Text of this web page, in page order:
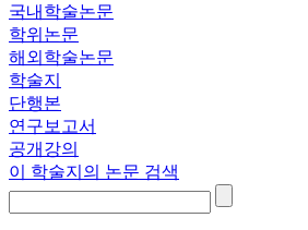
국내학술논문
학위논문
해외학술논문
학술지
단행본
연구보고서
공개강의
이 학술지의 논문 검색